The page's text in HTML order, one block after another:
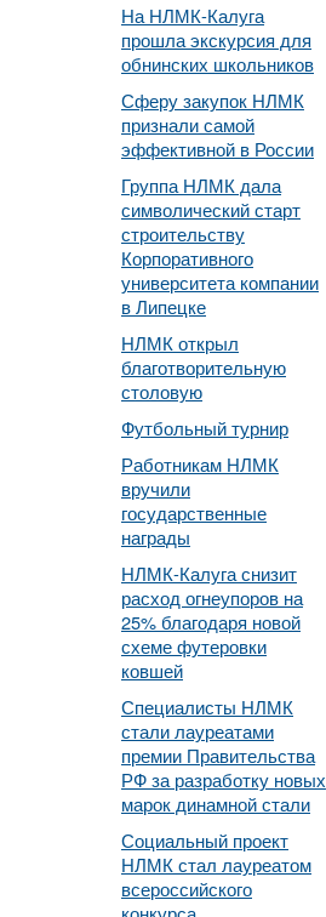
На НЛМК-Калуга
прошла экскурсия для
обнинских школьников
Сферу закупок НЛМК
признали самой
эффективной в России
Группа НЛМК дала
символический старт
строительству
Корпоративного
университета компании
в Липецке
НЛМК открыл
благотворительную
столовую
Футбольный турнир
Работникам НЛМК
вручили
государственные
награды
НЛМК-Калуга снизит
расход огнеупоров на
25% благодаря новой
схеме футеровки
ковшей
Специалисты НЛМК
стали лауреатами
премии Правительства
РФ за разработку новых
марок динамной стали
Социальный проект
НЛМК стал лауреатом
всероссийского